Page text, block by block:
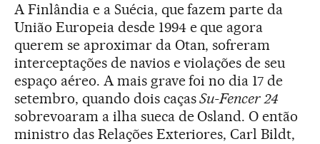
A Finlândia e a Suécia, que fazem parte da
União Europeia desde 1994 e que agora
querem se aproximar da Otan, sofreram
interceptações de navios e violações de seu
espaço aéreo. A mais grave foi no dia 17 de
setembro, quando dois caçasSu-Fencer 24
sobrevoaram a ilha sueca de Osland. O então
ministro das Relações Exteriores, Carl Bildt,